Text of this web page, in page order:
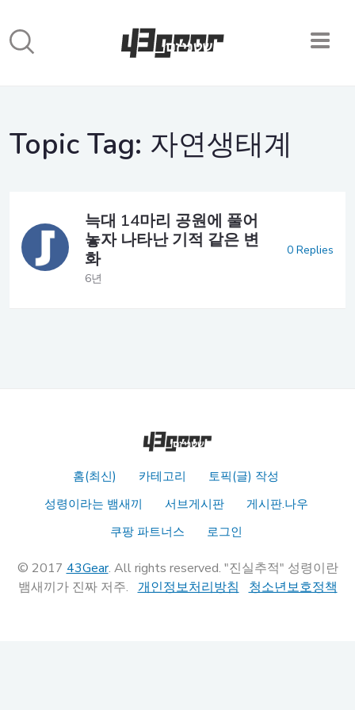
Topic Tag: 자연생태계
늑대 14마리 공원에 풀어
놓자 나타난 기적 같은 변
화
6년
0 Replies
홈(최신) 카테고리
토픽(글) 작성
성령이라는 뱀새끼
서브게시판
게시판.나우
쿠팡 파트너스
로그인
© 2017 43Gear. All rights reserved. "진실추적" 성령이란
뱀새끼가 진짜 저주. 개인정보처리방침 청소년보호정책